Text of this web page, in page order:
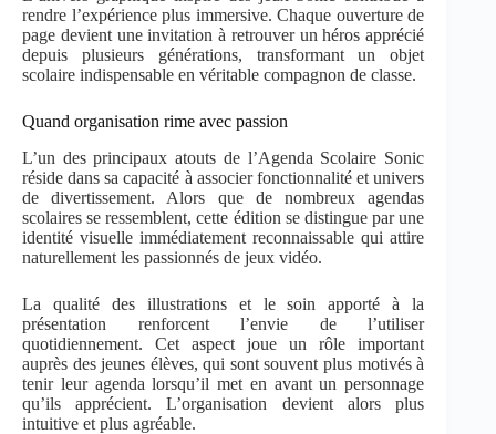
rendre l’expérience plus immersive. Chaque ouverture de
page devient une invitation à retrouver un héros apprécié
depuis plusieurs générations, transformant un objet
scolaire indispensable en véritable compagnon de classe.
Quand organisation rime avec passion
L’un des principaux atouts de l’Agenda Scolaire Sonic
réside dans sa capacité à associer fonctionnalité et univers
de divertissement. Alors que de nombreux agendas
scolaires se ressemblent, cette édition se distingue par une
identité visuelle immédiatement reconnaissable qui attire
naturellement les passionnés de jeux vidéo.
La qualité des illustrations et le soin apporté à la
présentation renforcent l’envie de l’utiliser
quotidiennement. Cet aspect joue un rôle important
auprès des jeunes élèves, qui sont souvent plus motivés à
tenir leur agenda lorsqu’il met en avant un personnage
qu’ils apprécient. L’organisation devient alors plus
intuitive et plus agréable.